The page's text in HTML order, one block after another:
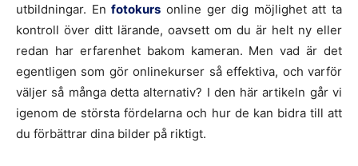
utbildningar. Enfotokurs online ger dig möjlighet att ta
kontroll över ditt lärande, oavsett om du är helt ny eller
redan har erfarenhet bakom kameran. Men vad är det
egentligen som gör onlinekurser så effektiva, och varför
väljer så många detta alternativ? I den här artikeln går vi
igenom de största fördelarna och hur de kan bidra till att
du förbättrar dina bilder på riktigt.